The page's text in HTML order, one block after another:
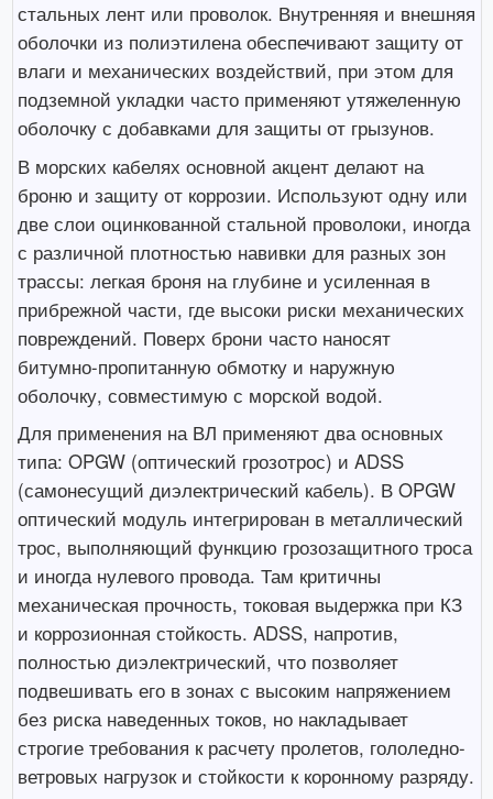
стальных лент или проволок. Внутренняя и внешняя
оболочки из полиэтилена обеспечивают защиту от
влаги и механических воздействий, при этом для
подземной укладки часто применяют утяжеленную
оболочку с добавками для защиты от грызунов.
В морских кабелях основной акцент делают на
броню и защиту от коррозии. Используют одну или
две слои оцинкованной стальной проволоки, иногда
с различной плотностью навивки для разных зон
трассы: легкая броня на глубине и усиленная в
прибрежной части, где высоки риски механических
повреждений. Поверх брони часто наносят
битумно-пропитанную обмотку и наружную
оболочку, совместимую с морской водой.
Для применения на ВЛ применяют два основных
типа: OPGW (оптический грозотрос) и ADSS
(самонесущий диэлектрический кабель). В OPGW
оптический модуль интегрирован в металлический
трос, выполняющий функцию грозозащитного троса
и иногда нулевого провода. Там критичны
механическая прочность, токовая выдержка при КЗ
и коррозионная стойкость. ADSS, напротив,
полностью диэлектрический, что позволяет
подвешивать его в зонах с высоким напряжением
без риска наведенных токов, но накладывает
строгие требования к расчету пролетов, гололедно-
ветровых нагрузок и стойкости к коронному разряду.